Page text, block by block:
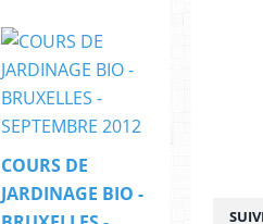
COURS DE
JARDINAGE BIO -